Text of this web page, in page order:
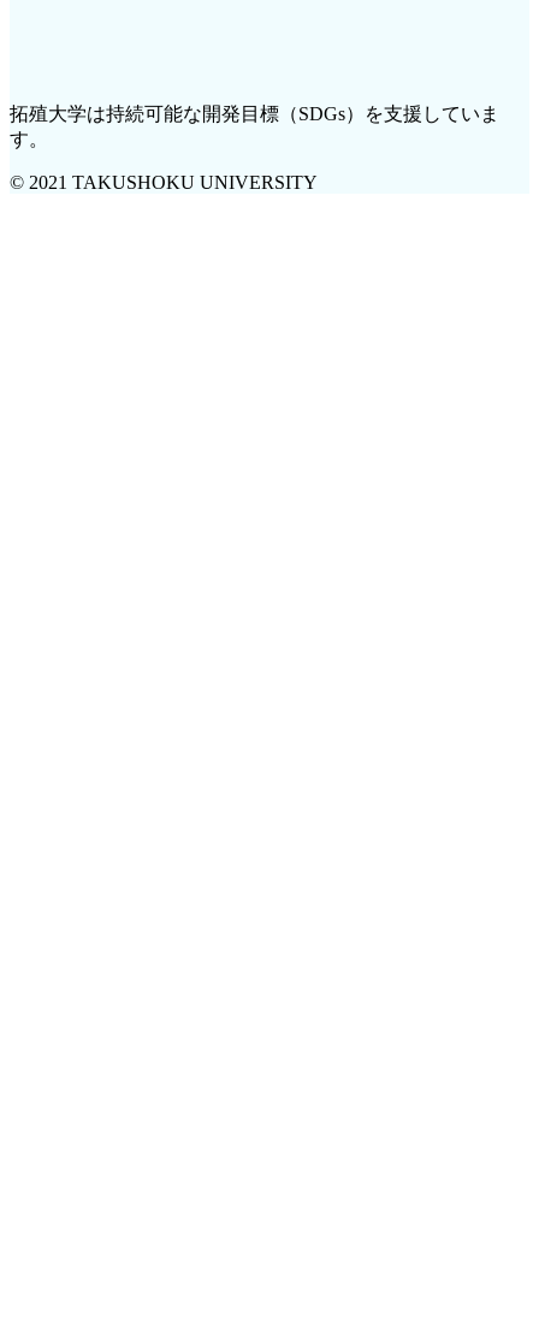
拓殖大学は持続可能な開発目標（SDGs）を支援していま
す。
© 2021 TAKUSHOKU UNIVERSITY